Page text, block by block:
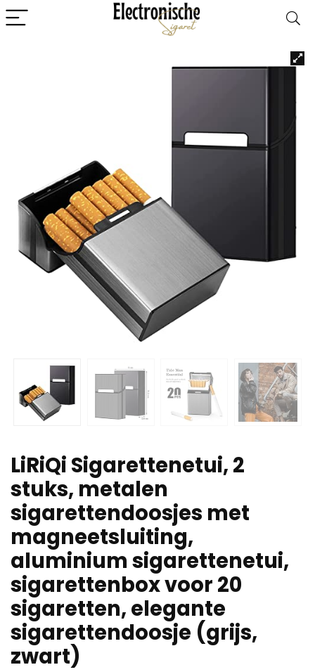
LiRiQi Sigarettenetui, 2
stuks, metalen
sigarettendoosjes met
magneetsluiting,
aluminium sigarettenetui,
sigarettenbox voor 20
sigaretten, elegante
sigarettendoosje (grijs,
zwart)